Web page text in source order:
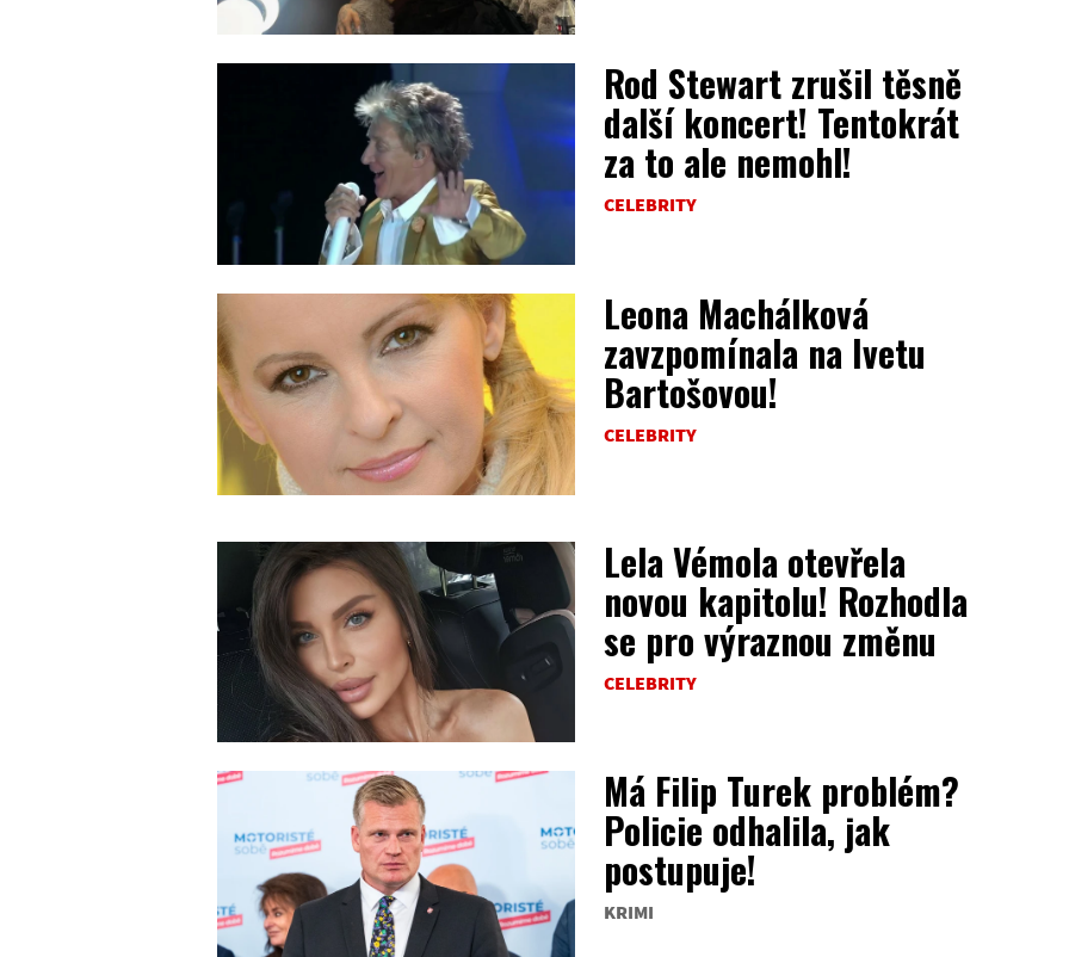
Rod Stewart zrušil těsně
další koncert! Tentokrát
za to ale nemohl!
CELEBRITY
Leona Machálková
zavzpomínala na Ivetu
Bartošovou!
CELEBRITY
Lela Vémola otevřela
novou kapitolu! Rozhodla
se pro výraznou změnu
CELEBRITY
Má Filip Turek problém?
Policie odhalila, jak
postupuje!
KRIMI